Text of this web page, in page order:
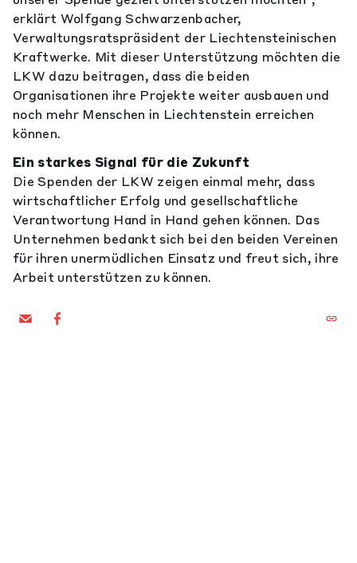
erklärt Wolfgang Schwarzenbacher,
Verwaltungsratspräsident der Liechtensteinischen
Kraftwerke. Mit dieser Unterstützung möchten die
LKW dazu beitragen, dass die beiden
Organisationen ihre Projekte weiter ausbauen und
noch mehr Menschen in Liechtenstein erreichen
können.
Ein starkes Signal für die Zukunft
Die Spenden der LKW zeigen einmal mehr, dass
wirtschaftlicher Erfolg und gesellschaftliche
Verantwortung Hand in Hand gehen können. Das
Unternehmen bedankt sich bei den beiden Vereinen
für ihren unermüdlichen Einsatz und freut sich, ihre
Arbeit unterstützen zu können.